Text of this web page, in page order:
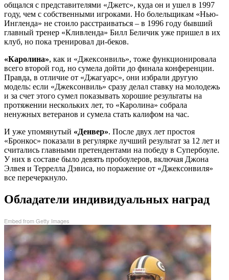
общался с представителями «Джетс», куда он и ушел в 1997
году, чем с собственными игроками. Но болельщикам «Нью-
Ингленда» не стоило расстраиваться – в 1996 году бывший
главный тренер «Кливленда» Билл Беличик уже пришел в их
клуб, но пока тренировал ди-беков.
«Каролина», как и «Джексонвиль», тоже функционировала
всего второй год, но сумела дойти до финала конференции.
Правда, в отличие от «Джагуарс», они избрали другую
модель: если «Джексонвиль» сразу делал ставку на молодежь
и за счет этого сумел показывать хорошие результаты на
протяжении нескольких лет, то «Каролина» собрала
ненужных ветеранов и сумела стать калифом на час.
И уже упомянутый «Денвер». После двух лет простоя
«Бронкос» показали в регулярке лучший результат за 12 лет и
считались главными претендентами на победу в Супербоуле.
У них в составе было девять пробоулеров, включая Джона
Элвея и Террелла Дэвиса, но поражение от «Джексонвиля»
все перечеркнуло.
Обладатели индивидуальных наград
Embed from Getty Images